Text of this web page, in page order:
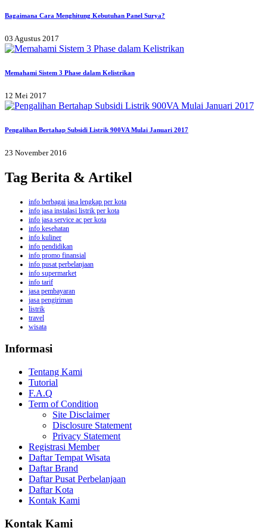
Bagaimana Cara Menghitung Kebutuhan Panel Surya?
03 Agustus 2017
Memahami Sistem 3 Phase dalam Kelistrikan
12 Mei 2017
Pengalihan Bertahap Subsidi Listrik 900VA Mulai Januari 2017
23 November 2016
Tag Berita & Artikel
info berbagai jasa lengkap per kota
info jasa instalasi listrik per kota
info jasa service ac per kota
info kesehatan
info kuliner
info pendidikan
info promo finansial
info pusat perbelanjaan
info supermarket
info tarif
jasa pembayaran
jasa pengiriman
listrik
travel
wisata
Informasi
Tentang Kami
Tutorial
F.A.Q
Term of Condition
Site Disclaimer
Disclosure Statement
Privacy Statement
Registrasi Member
Daftar Tempat Wisata
Daftar Brand
Daftar Pusat Perbelanjaan
Daftar Kota
Kontak Kami
Kontak Kami